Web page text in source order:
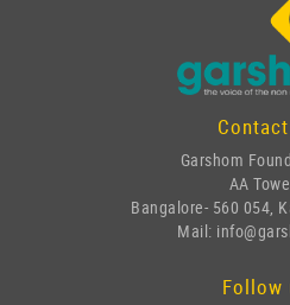
Garshom
AA
Bangalore- 560 054,
Mail:
Follow